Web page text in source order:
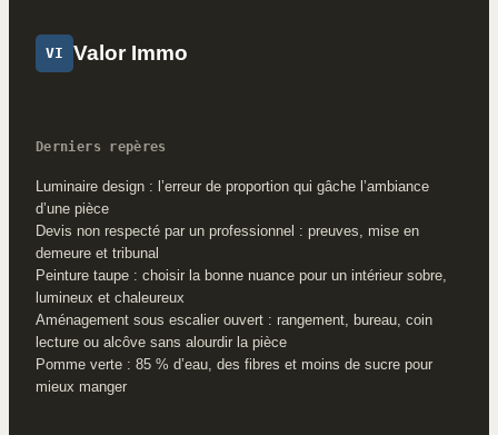
VI Valor Immo
Derniers repères
Luminaire design : l’erreur de proportion qui gâche l’ambiance
d’une pièce
Devis non respecté par un professionnel : preuves, mise en
demeure et tribunal
Peinture taupe : choisir la bonne nuance pour un intérieur sobre,
lumineux et chaleureux
Aménagement sous escalier ouvert : rangement, bureau, coin
lecture ou alcôve sans alourdir la pièce
Pomme verte : 85 % d’eau, des fibres et moins de sucre pour
mieux manger